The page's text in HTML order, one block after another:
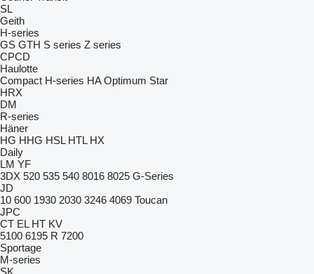
SL
Geith
H-series
GS GTH S series Z series
CPCD
Haulotte
Compact H-series HA Optimum Star
HRX
DM
R-series
Häner
HG HHG HSL HTL HX
Daily
LM YF
3DX 520 535 540 8016 8025 G-Series
JD
10 600 1930 2030 3246 4069 Toucan
JPC
CT EL HT KV
5100 6195 R 7200
Sportage
M-series
SK